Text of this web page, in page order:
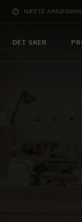
NÆSTE
DET SKER